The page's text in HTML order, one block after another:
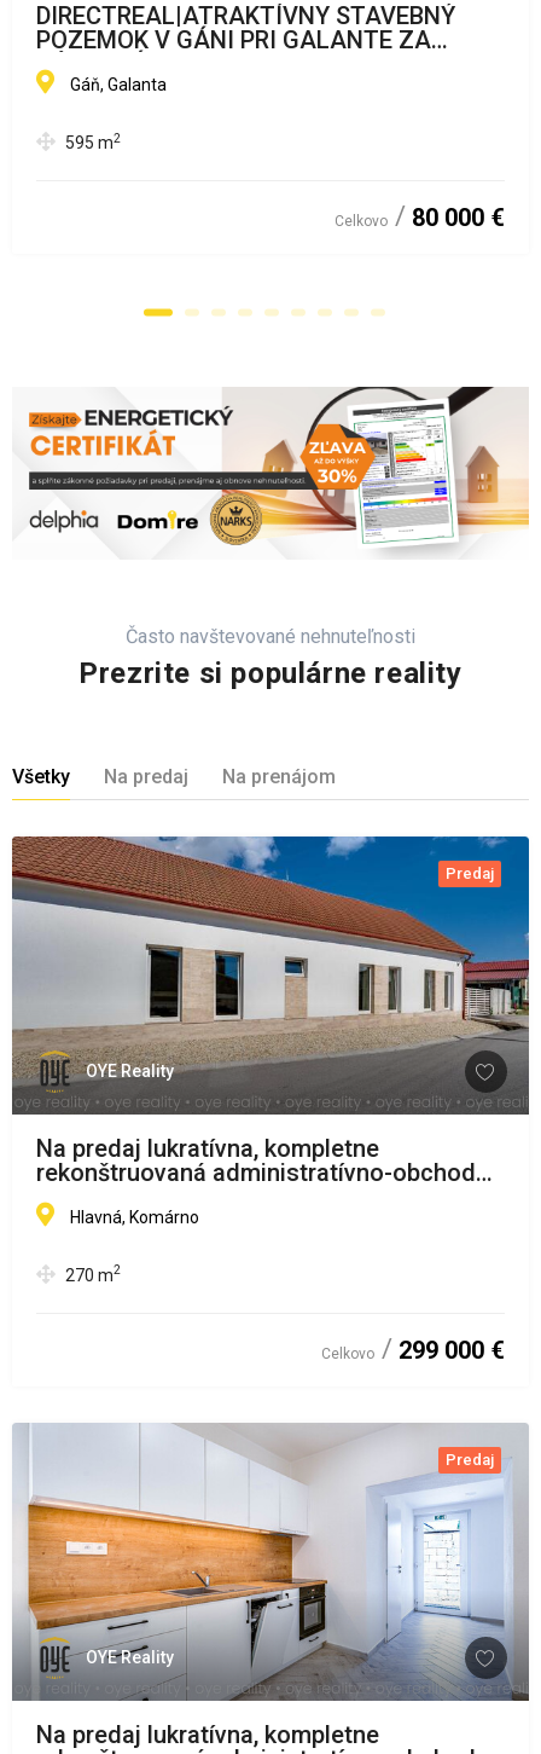
DIRECTREAL|ATRAKTÍVNY STAVEBNÝ
POZEMOK V GÁNI PRI GALANTE ZA
VÝHODNÚ CENU
Gáň, Galanta
595 m2
Celkovo 80 000 €
Často navštevované nehnuteľnosti
Prezrite si populárne reality
Všetky Na predaj Na prenájom
Predaj
OYE Reality
Na predaj lukratívna, kompletne
rekonštruovaná administratívno-obchodná
budova v Komárne
Hlavná, Komárno
270 m2
Celkovo 299 000 €
Predaj
OYE Reality
Na predaj lukratívna, kompletne